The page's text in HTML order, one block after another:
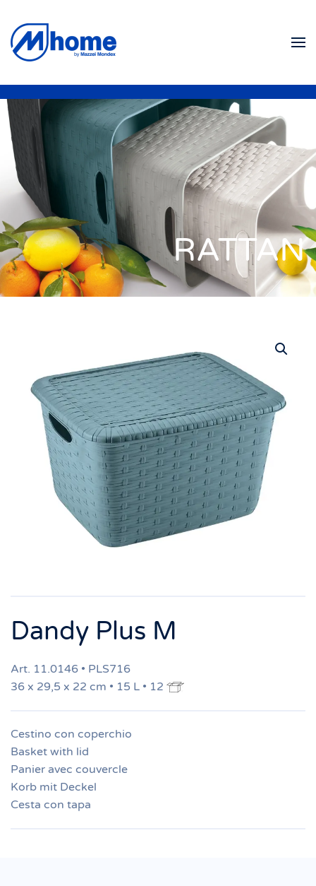
Ir al contenido principal
RATTAN
Dandy Plus M
Art. 11.0146 • PLS716
36 x 29,5 x 22 cm • 15 L • 12
Cestino con coperchio
Basket with lid
Panier avec couvercle
Korb mit Deckel
Cesta con tapa